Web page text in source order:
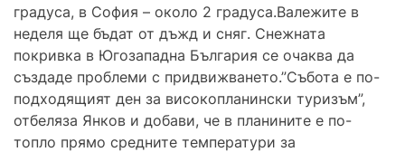
градуса, в София – около 2 градуса.Валежите в
неделя ще бъдат от дъжд и сняг. Снежната
покривка в Югозападна България се очаква да
създаде проблеми с придвижването.”Събота е по-
подходящият ден за високопланински туризъм”,
отбеляза Янков и добави, че в планините е по-
топло прямо средните температури за